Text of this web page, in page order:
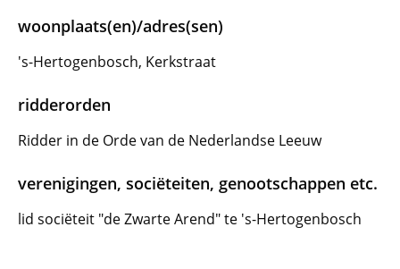
woonplaats(en)/adres(sen)
's-Hertogenbosch, Kerkstraat
ridderorden
Ridder in de Orde van de Nederlandse Leeuw
verenigingen, sociëteiten, genootschappen etc.
lid sociëteit "de Zwarte Arend" te 's-Hertogenbosch